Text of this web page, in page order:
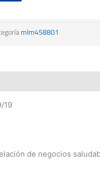
mlm458801
19
de negocios